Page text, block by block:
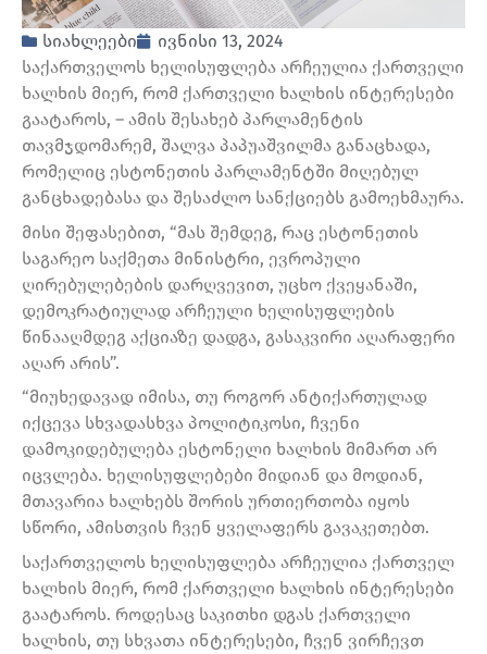
სიახლეები
ივნისი 13, 2024
საქართველოს ხელისუფლება არჩეულია ქართველი
ხალხის მიერ, რომ ქართველი ხალხის ინტერესები
გაატაროს, – ამის შესახებ პარლამენტის
თავმჯდომარემ, შალვა პაპუაშვილმა განაცხადა,
რომელიც ესტონეთის პარლამენტში მიღებულ
განცხადებასა და შესაძლო სანქციებს გამოეხმაურა.
მისი შეფასებით, “მას შემდეგ, რაც ესტონეთის
საგარეო საქმეთა მინისტრი, ევროპული
ღირებულებების დარღვევით, უცხო ქვეყანაში,
დემოკრატიულად არჩეული ხელისუფლების
წინააღმდეგ აქციაზე დადგა, გასაკვირი აღარაფერი
აღარ არის”.
“მიუხედავად იმისა, თუ როგორ ანტიქართულად
იქცევა სხვადასხვა პოლიტიკოსი, ჩვენი
დამოკიდებულება ესტონელი ხალხის მიმართ არ
იცვლება. ხელისუფლებები მიდიან და მოდიან,
მთავარია ხალხებს შორის ურთიერთობა იყოს
სწორი, ამისთვის ჩვენ ყველაფერს გავაკეთებთ.
საქართველოს ხელისუფლება არჩეულია ქართველ
ხალხის მიერ, რომ ქართველი ხალხის ინტერესები
გაატაროს. როდესაც საკითხი დგას ქართველი
ხალხის, თუ სხვათა ინტერესები, ჩვენ ვირჩევთ